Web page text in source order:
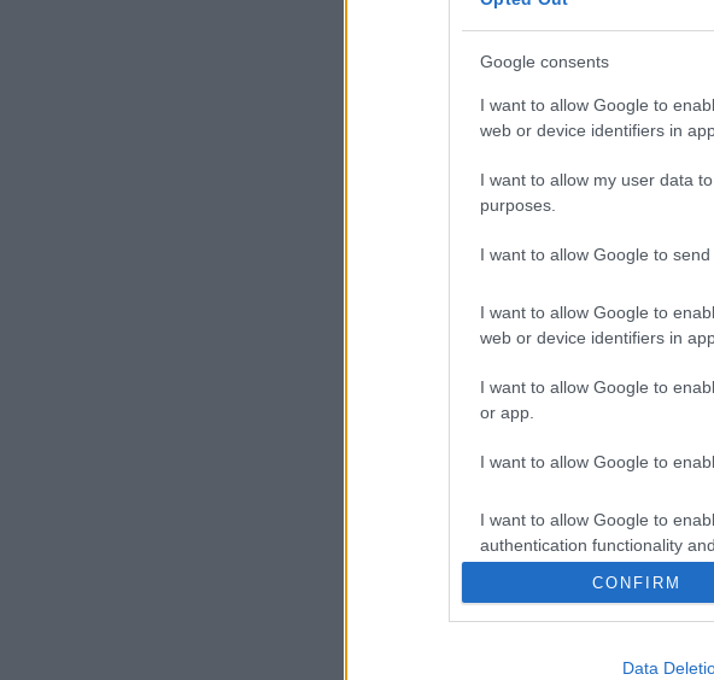
Google consents
I want to allow Google to
web or device identifiers in
I want to allow my user data
purposes.
I want to allow Google to
I want to allow Google to
web or device identifiers in
I want to allow Google to
or app.
I want to allow Google to
I want to allow Google to
authentication functionality
CONFIRM
Data
beborítja, de csak
– mondta Joao
„Az otthonunkhoz
nem túl
A csillagászok
kört megtett a
alakuljon ki a
Ez az újonnan
kutatásokhoz a
megértésében,
gravitációs